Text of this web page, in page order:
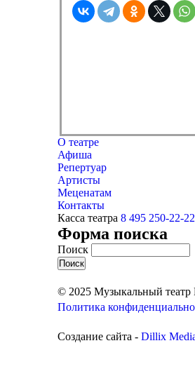
О театре
Афиша
Репертуар
Артисты
Меценатам
Контакты
Касса театра 8 495 250-22-22
Форма поиска
Поиск
© 2025 Музыкальный театр
Политика
Создание сайта - Dillix